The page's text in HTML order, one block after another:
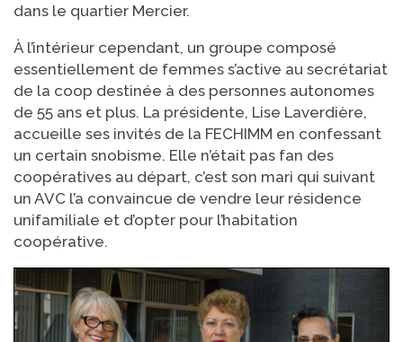
dans le quartier Mercier.
À l’intérieur cependant, un groupe composé
essentiellement de femmes s’active au secrétariat
de la coop destinée à des personnes autonomes
de 55 ans et plus. La présidente, Lise Laverdière,
accueille ses invités de la FECHIMM en confessant
un certain snobisme. Elle n’était pas fan des
coopératives au départ, c’est son mari qui suivant
un AVC l’a convaincue de vendre leur résidence
unifamiliale et d’opter pour l’habitation
coopérative.